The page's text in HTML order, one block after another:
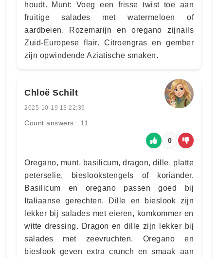
houdt. Munt: Voeg een frisse twist toe aan
fruitige salades met watermeloen of
aardbeien. Rozemarijn en oregano zijnails
Zuid-Europese flair. Citroengras en gember
zijn opwindende Aziatische smaken.
Chloë Schilt
2025-10-19 13:22:39
Count answers : 11
0
Oregano, munt, basilicum, dragon, dille, platte
peterselie, bieslookstengels of koriander.
Basilicum en oregano passen goed bij
Italiaanse gerechten. Dille en bieslook zijn
lekker bij salades met eieren, komkommer en
witte dressing. Dragon en dille zijn lekker bij
salades met zeevruchten. Oregano en
bieslook geven extra crunch en smaak aan